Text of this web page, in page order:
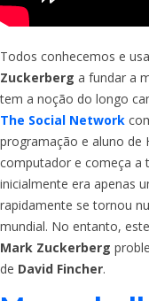
Todos conhecemos e
Zuckerberg a fundar a
tem a noção do longo
The Social Network
programação e aluno de
computador e começa a
inicialmente era apenas
rapidamente se tornou
mundial. No entanto,
Mark Zuckerberg
de David Fincher.